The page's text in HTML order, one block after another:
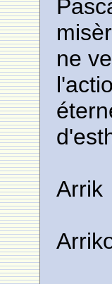
ne
Arrik